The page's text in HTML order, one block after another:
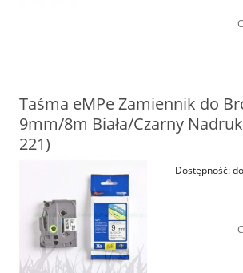
Taśma eMPe Zamiennik do
9mm/8m Biała/Czarny
221)
Dostępność: